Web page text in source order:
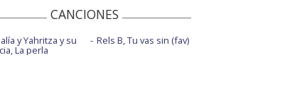
CANCIONES
y Yahritza y su
La perla
Rels B, Tu vas sin (fav)